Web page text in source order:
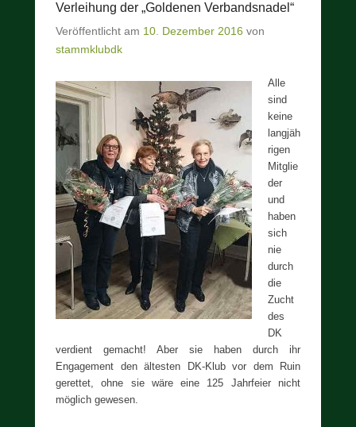
Verleihung der „Goldenen Verbandsnadel“
Veröffentlicht am 10. Dezember 2016 von
stammklubdk
Alle
sind
keine
langjäh
rigen
Mitglie
der
und
haben
sich
nie
durch
die
Zucht
des
DK
verdient gemacht! Aber sie haben durch ihr
Engagement den ältesten DK-Klub vor dem Ruin
gerettet, ohne sie wäre eine 125 Jahrfeier nicht
möglich gewesen.